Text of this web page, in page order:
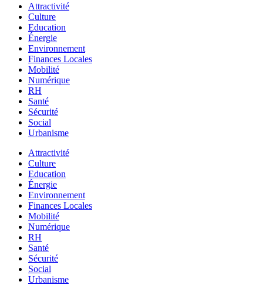
Attractivité
Culture
Education
Énergie
Environnement
Finances Locales
Mobilité
Numérique
RH
Santé
Sécurité
Social
Urbanisme
Attractivité
Culture
Education
Énergie
Environnement
Finances Locales
Mobilité
Numérique
RH
Santé
Sécurité
Social
Urbanisme